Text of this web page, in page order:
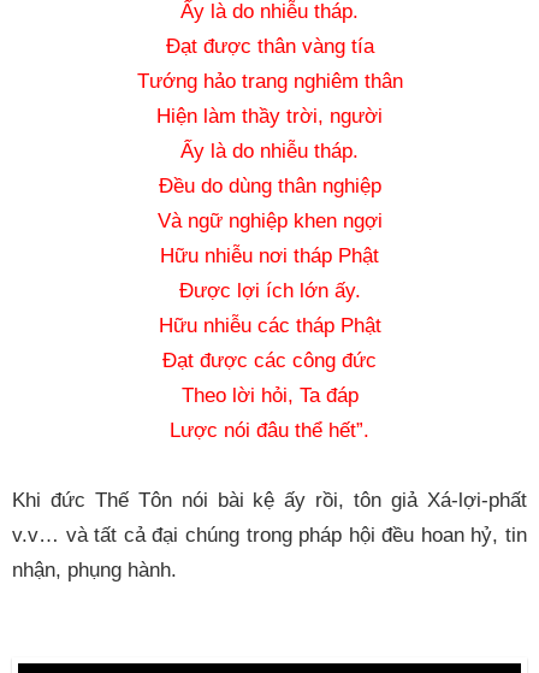
Ấy là do nhiễu tháp.
Đạt được thân vàng tía
Tướng hảo trang nghiêm thân
Hiện làm thầy trời, người
Ấy là do nhiễu tháp.
Đều do dùng thân nghiệp
Và ngữ nghiệp khen ngợi
Hữu nhiễu nơi tháp Phật
Được lợi ích lớn ấy.
Hữu nhiễu các tháp Phật
Đạt được các công đức
Theo lời hỏi, Ta đáp
Lược nói đâu thể hết”.
Khi đức Thế Tôn nói bài kệ ấy rồi, tôn giả Xá-lợi-phất
v.v… và tất cả đại chúng trong pháp hội đều hoan hỷ, tin
nhận, phụng hành.